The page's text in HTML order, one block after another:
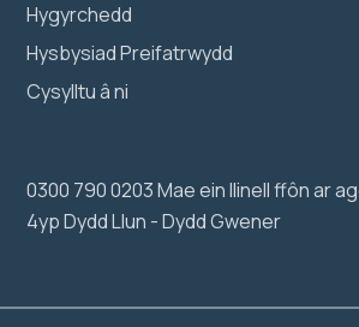
Hygyrchedd
Hysbysiad Preifatrwydd
Cysylltu â ni
0300 790 0203 Mae ein llinell ffôn ar
4yp Dydd Llun - Dydd Gwener